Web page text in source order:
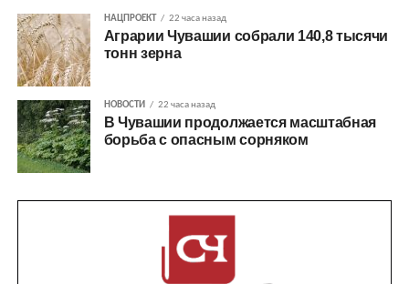
НАЦПРОЕКТ 22 часа назад
Аграрии Чувашии собрали 140,8 тысячи
тонн зерна
НОВОСТИ 22 часа назад
В Чувашии продолжается масштабная
борьба с опасным сорняком